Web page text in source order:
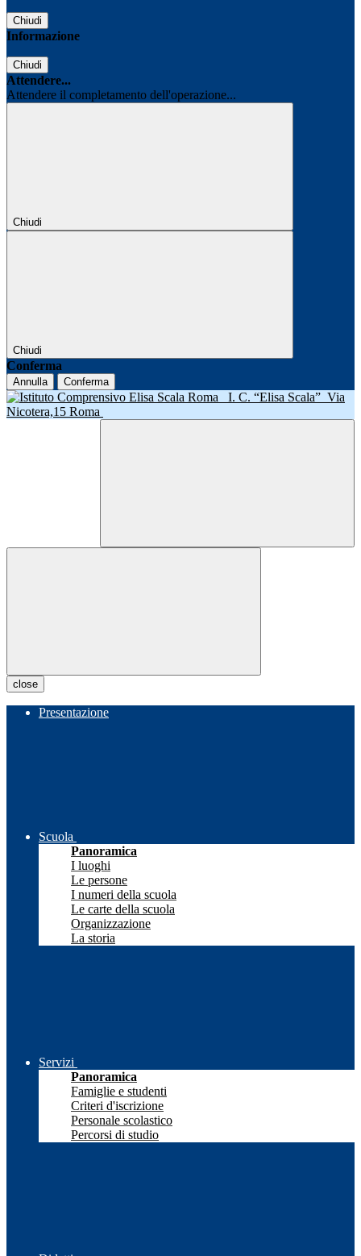
Chiudi
Informazione
Chiudi
Attendere...
Attendere il completamento dell'operazione...
Chiudi
Chiudi
Conferma
Annulla Conferma
I. C. “Elisa Scala” Via
Nicotera,15 Roma
close
Presentazione
Scuola
Panoramica
I luoghi
Le persone
I numeri della scuola
Le carte della scuola
Organizzazione
La storia
Servizi
Panoramica
Famiglie e studenti
Criteri d'iscrizione
Personale scolastico
Percorsi di studio